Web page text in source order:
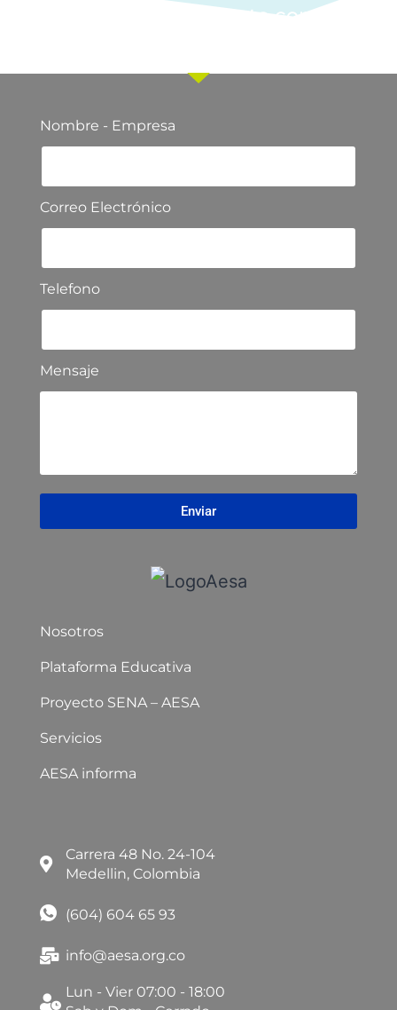
Ponte en contacto con
Nombre - Empresa
Correo Electrónico
Telefono
Mensaje
Enviar
Nosotros
Plataforma Educativa
Proyecto SENA – AESA
Servicios
AESA informa
Carrera 48 No. 24-104
Medellin, Colombia
(604) 604 65 93
info@aesa.org.co
Lun - Vier 07:00 - 18:00